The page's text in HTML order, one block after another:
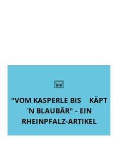
"VOM KASPERLE BIS KÄPT
´N BLAUBÄR" - EIN
RHEINPFALZ-ARTIKEL